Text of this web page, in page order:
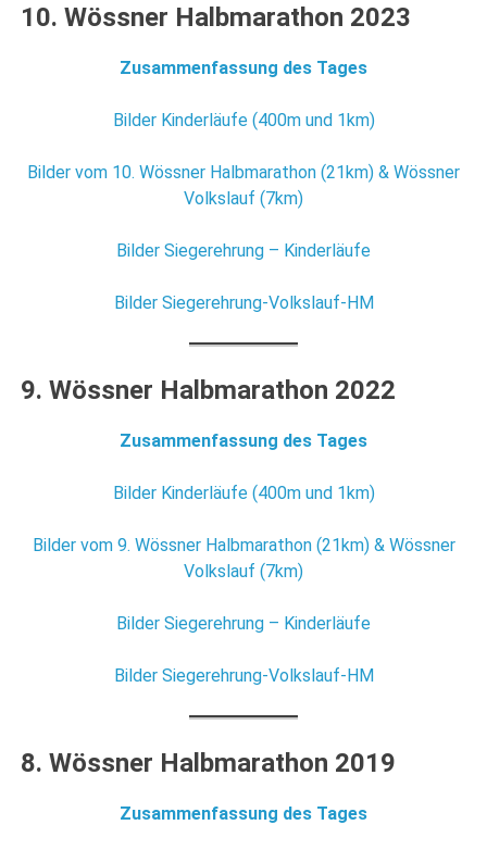
10. Wössner Halbmarathon 2023
Zusammenfassung des Tages
Bilder Kinderläufe (400m und 1km)
Bilder vom 10. Wössner Halbmarathon (21km) & Wössner
Volkslauf (7km)
Bilder Siegerehrung – Kinderläufe
Bilder Siegerehrung-Volkslauf-HM
9. Wössner Halbmarathon 2022
Zusammenfassung des Tages
Bilder Kinderläufe (400m und 1km)
Bilder vom 9. Wössner Halbmarathon (21km) & Wössner
Volkslauf (7km)
Bilder Siegerehrung – Kinderläufe
Bilder Siegerehrung-Volkslauf-HM
8. Wössner Halbmarathon 2019
Zusammenfassung des Tages